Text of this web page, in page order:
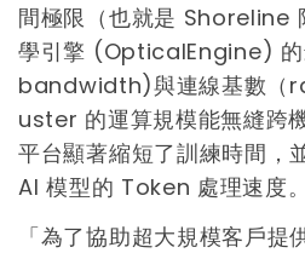
間極限（也就是 Shoreline
學引擎 (OpticalEngine)
bandwidth)與連線基數（
uster 的運算規模能無縫跨
平台顯著縮短了訓練時間，
AI 模型的 Token 處理速度。
「為了協助超大規模客戶提